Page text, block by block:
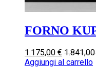
FORNO
1.175,00 €
Aggiungi al carrello